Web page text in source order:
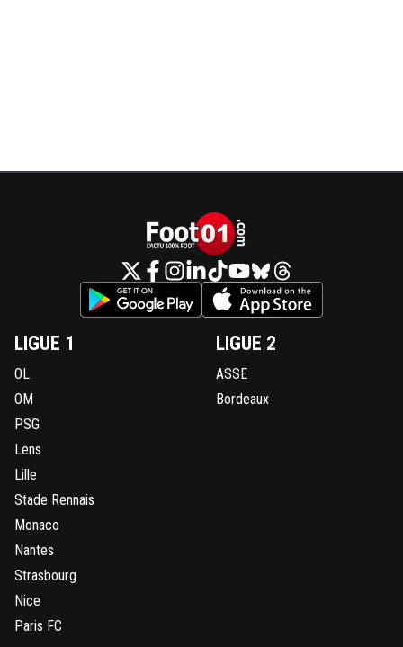
LIGUE 1
OL
OM
PSG
Lens
Lille
Stade Rennais
Monaco
Nantes
Strasbourg
Nice
Paris FC
LIGUE 2
ASSE
Bordeaux